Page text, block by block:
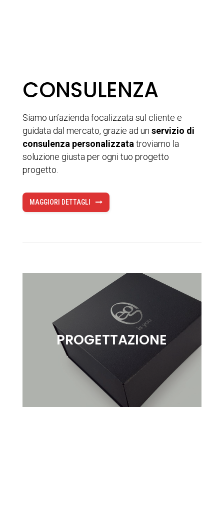
CONSULENZA
Siamo un’azienda focalizzata sul cliente e
guidata dal mercato, grazie ad unservizio di
consulenza personalizzata troviamo la
soluzione giusta per ogni tuo progetto
progetto.
MAGGIORI DETTAGLI
PROGETTAZIONE